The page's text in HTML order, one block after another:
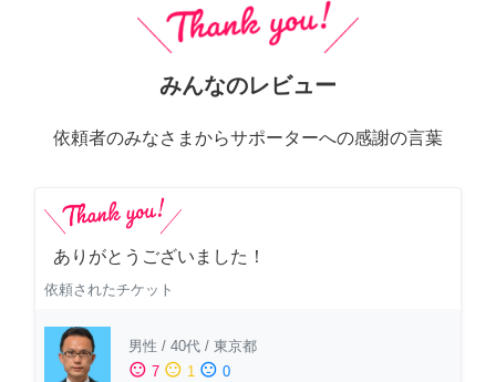
みんなのレビュー
依頼者のみなさまからサポーターへの感謝の言葉
ありがとうございました！
依頼されたチケット
男性 / 40代 / 東京都
sentiment_satisfied 7 sentiment_neutral 1 sentiment_dissatisfied 0